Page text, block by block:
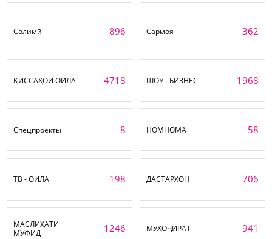
Солимӣ 896 Сармоя 362
ҚИССАҲОИ ОИЛА 4718 ШОУ - БИЗНЕС 1968
Спецпроекты 8 НОМНОМА 58
ТВ - ОИЛА 198 ДАСТАРХОН 706
МАСЛИҲАТИ
МУФИД
1246 МУҲОҶИРАТ 941